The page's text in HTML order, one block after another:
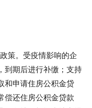
策。受疫情影响的企
到期后进行补缴；支持
和申请住房公积金贷
偿还住房公积金贷款